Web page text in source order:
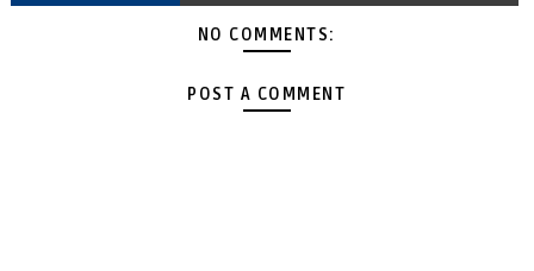
NO COMMENTS:
POST A COMMENT